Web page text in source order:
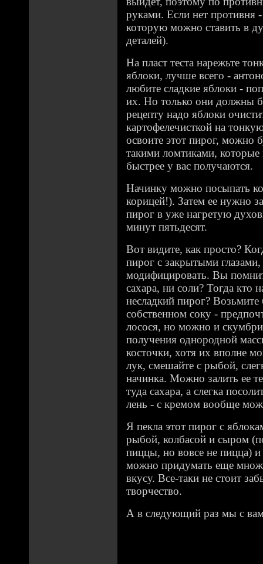
руками. Если нет противня
которую можно ставить в
деталей).
На пласт теста нарежьте
яблоки, лучше всего -
любите сладкие яблоки -
их. Но только они должны
рецепту надо яблоки
картофелечисткой на
освоите этот пирог, можно
такими ломтиками,
быстрее у вас получаются.
Начинку можно посыпать
корицей!). Затем ее нужно
пирог в уже нагретую
минут пятьдесят.
Вот видите, как просто?
пирог с закрытыми
модифицировать. Вы
сахара, ни соли? Тогда кто
несладкий пирог?
собственном соку -
лосося, но можно и
получения однородной
косточки, хотя их вполне
лук, смешайте с рыбой,
начинка. Можно залить ее
туда сахара, а слегка
лень - с кремом вообще
Я пекла этот пирог с
рыбой, колбасой и сыром
пиццы, но вовсе не пицца)
можно придумать еще
вкусу. Все-таки не стоит
творчество.
А в следующий раз мы с